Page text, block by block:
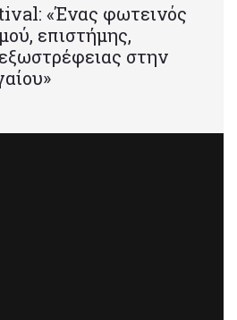
«Ένας φωτεινός
επιστήμης,
στην